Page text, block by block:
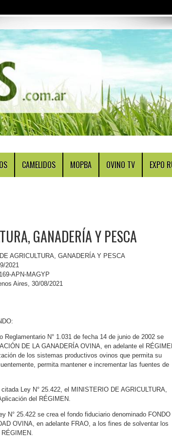
CAMELIDOS MOPBA OVINO TV EXPO
GANADERÍA Y PESCA
AGRICULTURA, GANADERÍA Y PESCA
2021
APN-MAGYP
Aires, 30/08/2021
Reglamentario N° 1.031 de fecha 14 de junio de 2002 se
DE LA GANADERÍA OVINA, en adelante el
de los sistemas productivos ovinos que permita su
permita mantener e incrementar las fuentes de
Ley N° 25.422, el MINISTERIO DE AGRICULTURA,
del RÉGIMEN.
N° 25.422 se crea el fondo fiduciario denominado FONDO
OVINA, en adelante FRAO, a los fines de solventar los